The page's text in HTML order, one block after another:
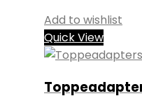
Add to wishlist
Quick View